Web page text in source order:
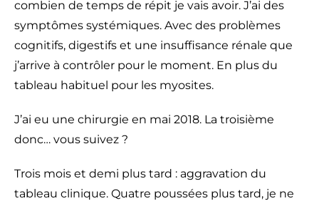
combien de temps de répit je vais avoir. J’ai des
symptômes systémiques. Avec des problèmes
cognitifs, digestifs et une insuffisance rénale que
j’arrive à contrôler pour le moment. En plus du
tableau habituel pour les myosites.
J’ai eu une chirurgie en mai 2018. La troisième
donc… vous suivez ?
Trois mois et demi plus tard : aggravation du
tableau clinique. Quatre poussées plus tard, je ne